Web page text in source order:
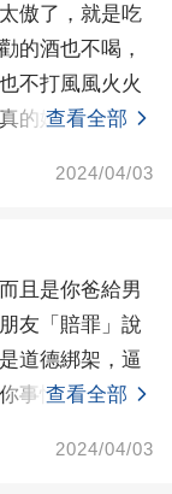
傲了，就是吃
的酒也不喝，
不打風風火火
的嬌氣了，社
查看全部
2024/04/03
且是你爸給男
友「賠罪」說
道德綁架，逼
事情定下來肯
查看全部
2024/04/03